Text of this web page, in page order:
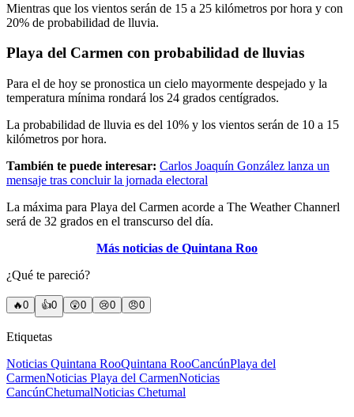
Mientras que los vientos serán de 15 a 25 kilómetros por hora y con
20% de probabilidad de lluvia.
Playa del Carmen con probabilidad de lluvias
Para el de hoy se pronostica un cielo mayormente despejado y la
temperatura mínima rondará los 24 grados centígrados.
La probabilidad de lluvia es del 10% y los vientos serán de 10 a 15
kilómetros por hora.
También te puede interesar: Carlos Joaquín González lanza un
mensaje tras concluir la jornada electoral
La máxima para Playa del Carmen acorde a The Weather Channerl
será de 32 grados en el transcurso del día.
Más noticias de Quintana Roo
¿Qué te pareció?
🔥0 👍0 😲0 😢0 😠0
Etiquetas
Noticias Quintana RooQuintana RooCancúnPlaya del
CarmenNoticias Playa del CarmenNoticias
CancúnChetumalNoticias Chetumal